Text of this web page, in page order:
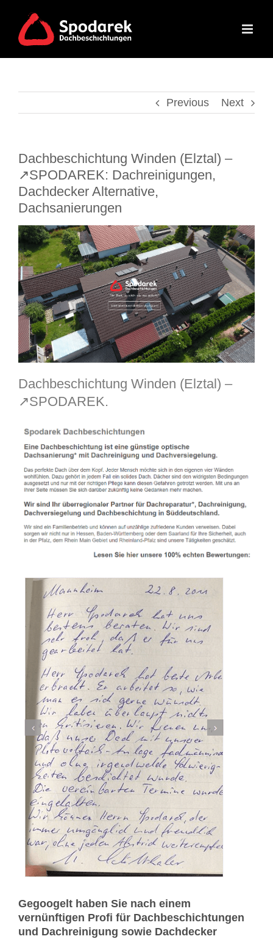
content
Previous Next
Dachbeschichtung Winden (Elztal) –
↗️SPODAREK: Dachreinigungen,
Dachdecker Alternative,
Dachsanierungen
Dachbeschichtung Winden (Elztal) –
↗️SPODAREK.
Gegoogelt haben Sie nach einem
vernünftigen Profi für Dachbeschichtungen
und Dachreinigung sowie Dachdecker